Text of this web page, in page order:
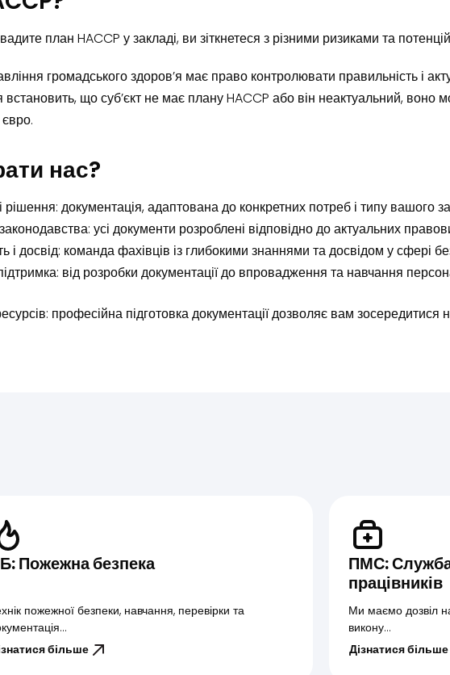
план HACCP у закладі, ви зіткнетеся з різними ризиками та
громадського здоров’я має право контролювати правильність і
що суб’єкт не має плану HACCP або він неактуальний, воно
нас?
рішення: документація, адаптована до конкретних потреб і типу вашого
усі документи розроблені відповідно до актуальних
і досвід: команда фахівців із глибокими знаннями та досвідом у сфері
від розробки документації до впровадження та навчання
професійна підготовка документації дозволяє вам зосередитися
Пожежна безпека
пожежної безпеки, навчання, перевірки та
більше
ПМС:
працівників
Ми маємо дозвіл
викону...
Дізнатися більше